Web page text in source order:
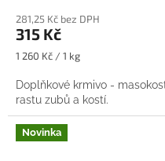
281,25 Kč bez DPH
315 Kč
Měrná
1 260 Kč / 1 kg
Doplňkové krmivo -
rastu zubů a kostí.
Novinka